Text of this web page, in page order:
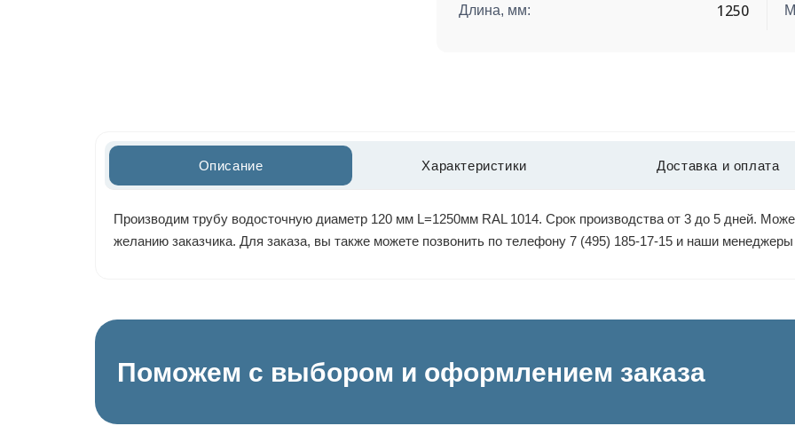
Длина, мм: 1250
Описание Характеристики Доставка и оплата
Производим трубу водосточную диаметр 120 мм L=1250мм RAL 1014. Срок производства от 3 до 5 дней.
желанию заказчика. Для заказа, вы также можете позвонить по телефону 7 (495) 185-17-15 и наши
Поможем с выбором и оформлением заказа